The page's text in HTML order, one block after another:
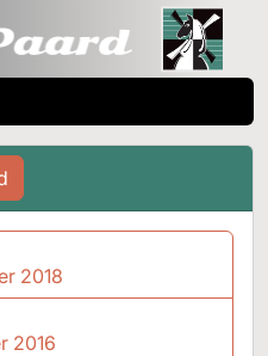
2018
2016